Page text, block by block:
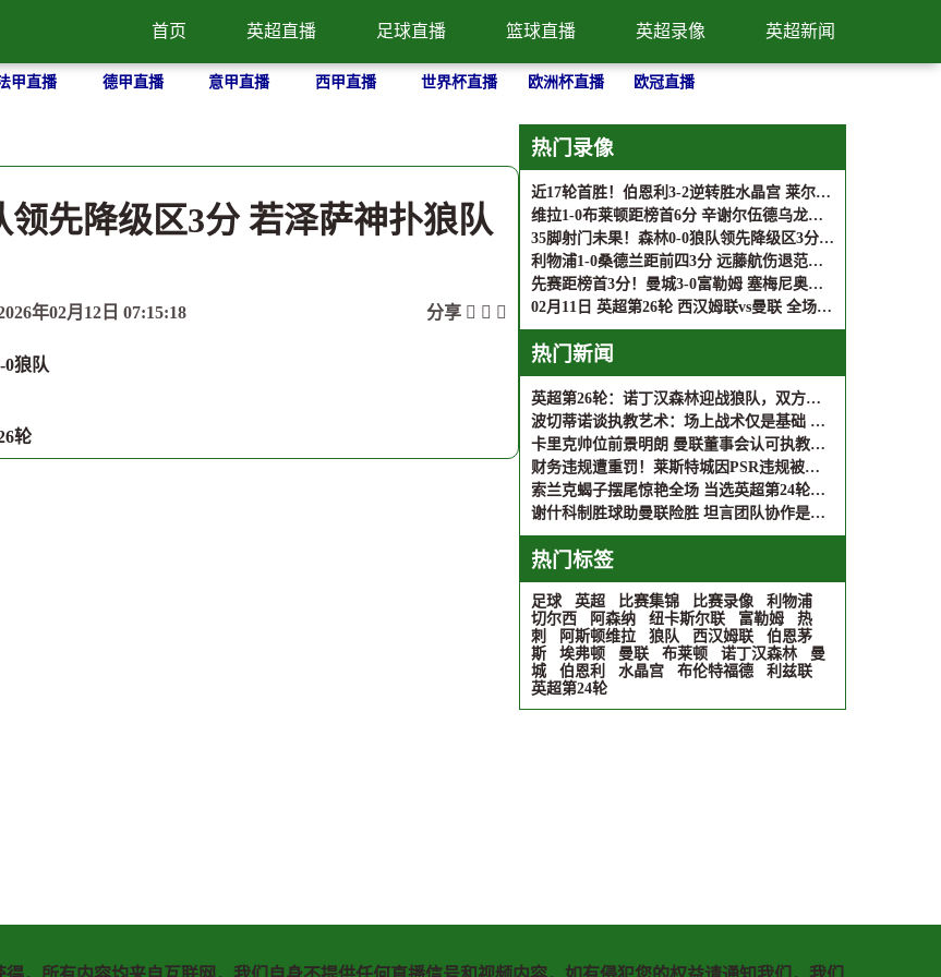
首页 英超直播 足球直播 篮球直播 英超录像 英超新闻
甲直播 德甲直播 意甲直播 西甲直播 世界杯直播 欧洲杯直播 欧冠直播
先降级区3分 若泽萨神扑狼队
年02月12日 07:15:18 分享
0狼队
轮
热门录像
近17轮首胜！伯恩利3-2逆转胜水晶宫 莱尔马乌龙拉尔森双响难救主
维拉1-0布莱顿距榜首6分 辛谢尔伍德乌龙米尔纳追平英超登场纪录
35脚射门未果！森林0-0狼队领先降级区3分 若泽萨神扑狼队垫底
利物浦1-0桑德兰距前四3分 远藤航伤退范戴克头球制胜萨拉赫助攻
先赛距榜首3分！曼城3-0富勒姆 塞梅尼奥传射哈兰德、奥赖利破门
02月11日 英超第26轮 西汉姆联vs曼联 全场录像
热门新闻
英超第26轮：诺丁汉森林迎战狼队，双方主力尽出
波切蒂诺谈执教艺术：场上战术仅是基础 心灵沟通方显真章
卡里克帅位前景明朗 曼联董事会认可执教表现
财务违规遭重罚！莱斯特城因PSR违规被扣6分 英冠保级形势陡增变数
索兰克蝎子摆尾惊艳全场 当选英超第24轮最佳进球
谢什科制胜球助曼联险胜 坦言团队协作是关键
热门标签
足球 英超 比赛集锦 比赛录像
利物浦
切尔西
阿森纳 纽卡斯尔联 富勒姆
热
刺
阿斯顿维拉 狼队 西汉姆联
伯恩茅
斯
埃弗顿 曼联 布莱顿 诺丁汉森林
曼
城
伯恩利 水晶宫 布伦特福德
利兹联
英超第24轮